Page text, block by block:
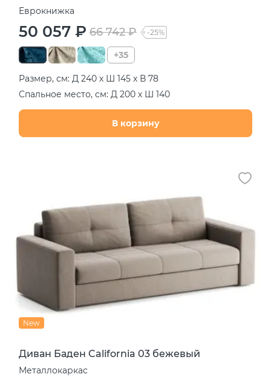
Еврокнижка
50 057 ₽ 66 742 ₽ -25%
+35
Размер, см: Д 240 х Ш 145 х В 78
Спальное место, см: Д 200 х Ш 140
В корзину
New
Диван Баден California 03 бежевый
Металлокаркас